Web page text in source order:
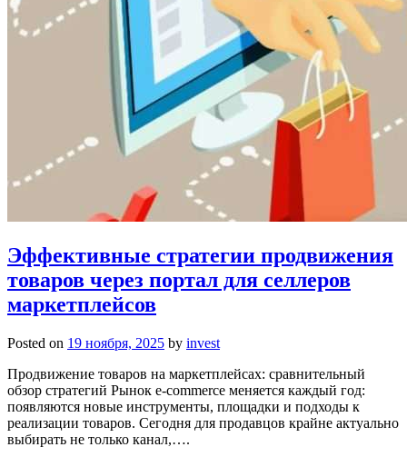
Эффективные стратегии продвижения
товаров через портал для селлеров
маркетплейсов
Posted on 19 ноября, 2025 by invest
Продвижение товаров на маркетплейсах: сравнительный
обзор стратегий Рынок e-commerce меняется каждый год:
появляются новые инструменты, площадки и подходы к
реализации товаров. Сегодня для продавцов крайне актуально
выбирать не только канал,….